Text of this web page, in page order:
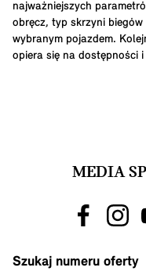
najważniejszych
obręcz, typ skrzyni
wybranym pojazdem.
opiera się na dostępności
MEDIA
Szukaj numeru oferty